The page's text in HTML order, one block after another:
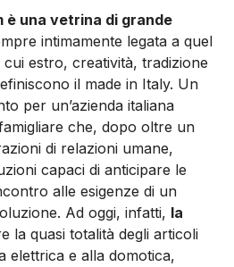
è una vetrina di grande
intimamente legata a quel
estro, creatività, tradizione
il made in Italy. Un
per un’azienda italiana
che, dopo oltre un
di relazioni umane,
capaci di anticipare le
alle esigenze di un
Ad oggi, infatti, la
la quasi totalità degli articoli
elettrica e alla domotica,